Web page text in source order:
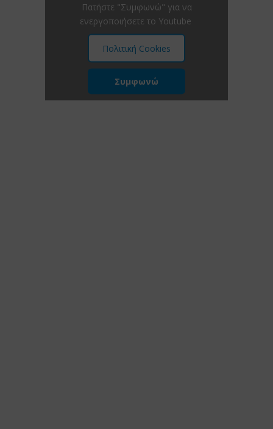
Πατήστε "Συμφωνώ" για να
ενεργοποιήσετε το Youtube
Πολιτική Cookies
Συμφωνώ